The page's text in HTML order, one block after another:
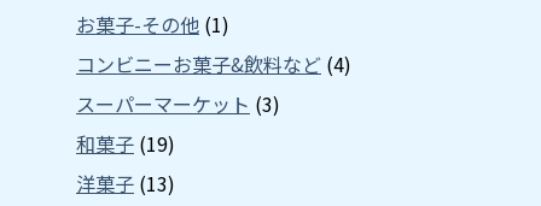
お菓子-その他 (1)
コンビニーお菓子&飲料など (4)
スーパーマーケット (3)
和菓子 (19)
洋菓子 (13)